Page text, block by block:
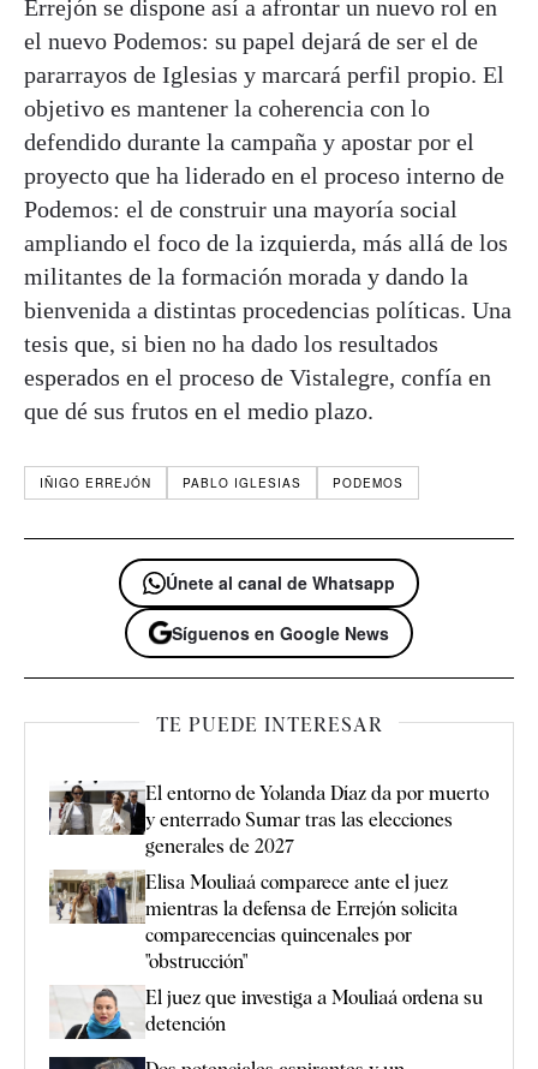
Errejón se dispone así a afrontar un nuevo rol en
el nuevo Podemos: su papel dejará de ser el de
pararrayos de Iglesias y marcará perfil propio. El
objetivo es mantener la coherencia con lo
defendido durante la campaña y apostar por el
proyecto que ha liderado en el proceso interno de
Podemos: el de construir una mayoría social
ampliando el foco de la izquierda, más allá de los
militantes de la formación morada y dando la
bienvenida a distintas procedencias políticas. Una
tesis que, si bien no ha dado los resultados
esperados en el proceso de Vistalegre, confía en
que dé sus frutos en el medio plazo.
IÑIGO ERREJÓN PABLO IGLESIAS PODEMOS
Únete al canal de Whatsapp
Síguenos en Google News
TE PUEDE INTERESAR
El entorno de Yolanda Díaz da por muerto
y enterrado Sumar tras las elecciones
generales de 2027
Elisa Mouliaá comparece ante el juez
mientras la defensa de Errejón solicita
comparecencias quincenales por
"obstrucción"
El juez que investiga a Mouliaá ordena su
detención